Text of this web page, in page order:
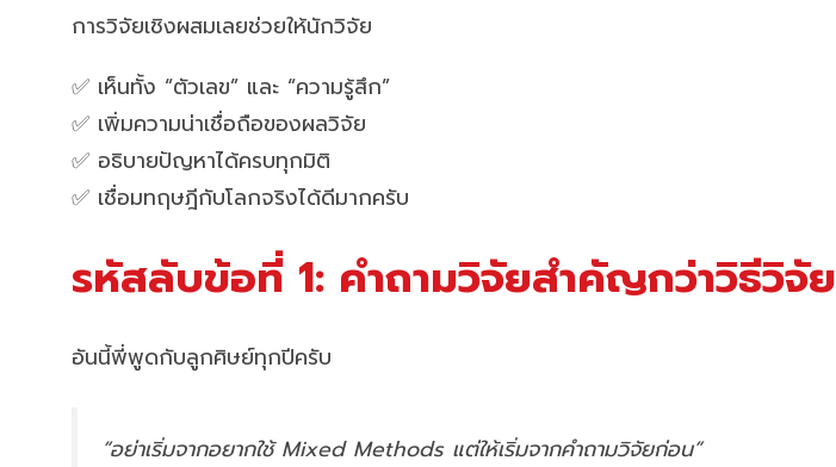
การวิจัยเชิงผสมเลยช่วยให้นักวิจัย
✅ เห็นทั้ง “ตัวเลข” และ “ความรู้สึก”
✅ เพิ่มความน่าเชื่อถือของผลวิจัย
✅ อธิบายปัญหาได้ครบทุกมิติ
✅ เชื่อมทฤษฎีกับโลกจริงได้ดีมากครับ
รหัสลับข้อที่ 1: คำถามวิจัยสำคัญกว่าวิธีวิจัย
อันนี้พี่พูดกับลูกศิษย์ทุกปีครับ
“อย่าเริ่มจากอยากใช้ Mixed Methods แต่ให้เริ่มจากคำถามวิจัยก่อน”